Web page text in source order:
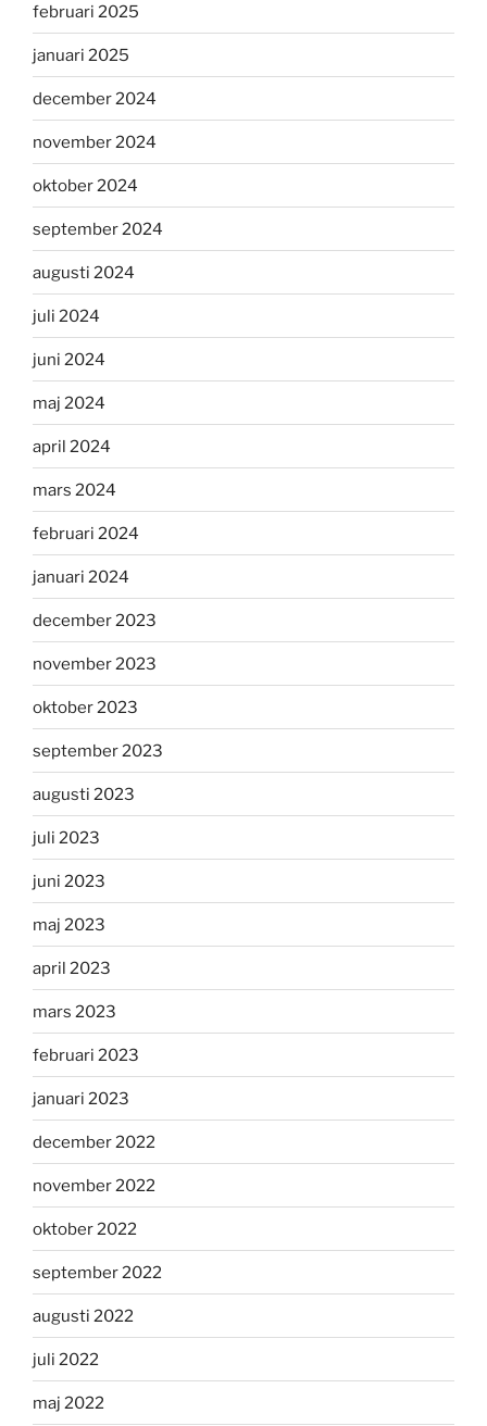
februari 2025
januari 2025
december 2024
november 2024
oktober 2024
september 2024
augusti 2024
juli 2024
juni 2024
maj 2024
april 2024
mars 2024
februari 2024
januari 2024
december 2023
november 2023
oktober 2023
september 2023
augusti 2023
juli 2023
juni 2023
maj 2023
april 2023
mars 2023
februari 2023
januari 2023
december 2022
november 2022
oktober 2022
september 2022
augusti 2022
juli 2022
maj 2022